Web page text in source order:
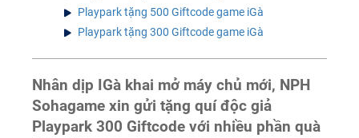
Playpark tặng 500 Giftcode game iGà
Playpark tặng 300 Giftcode game iGà
Nhân dịp IGà khai mở máy chủ mới, NPH
Sohagame xin gửi tặng quí độc giả
Playpark 300 Giftcode với nhiều phần quà